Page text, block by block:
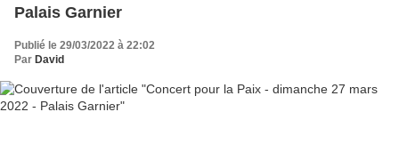
Palais Garnier
Publié le 29/03/2022 à 22:02
Par David